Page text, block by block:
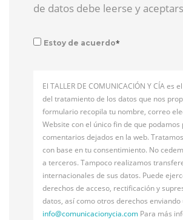
de datos debe leerse y
Estoy de acuerdo*
El TALLER DE COMUNICACIÓN Y CÍA es
del tratamiento de los datos que nos
formulario recopila tu nombre, correo
Website con el único fin de que podamos
comentarios dejados en la web.
con base en tu consentimiento. No
a terceros. Tampoco realizamos
internacionales de sus datos. Puede
derechos de acceso, rectificación y
datos, así como otros derechos enviando
info@comunicacionycia.com Para más